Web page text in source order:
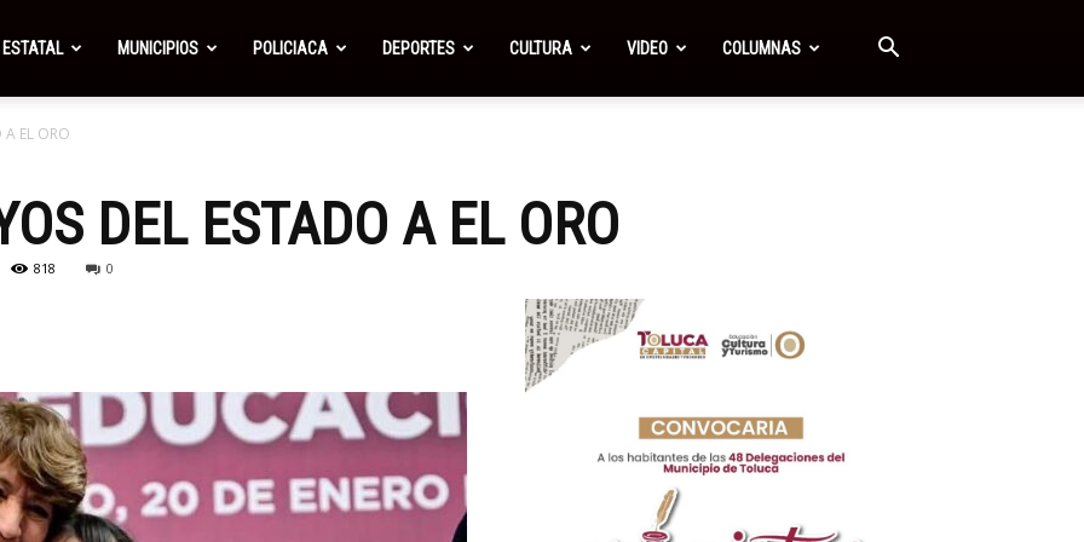
ESTATAL MUNICIPIOS POLICIACA DEPORTES CULTURA VIDEO COLUMNAS
A EL ORO
DEL ESTADO A EL ORO
818 0